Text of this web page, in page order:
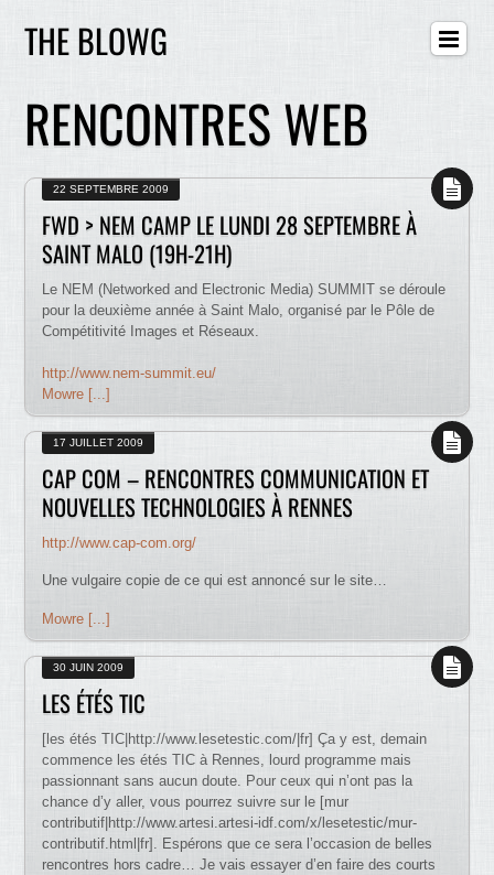
THE BLOWG
RENCONTRES WEB
22 SEPTEMBRE 2009
FWD > NEM CAMP LE LUNDI 28 SEPTEMBRE À
SAINT MALO (19H-21H)
Le NEM (Networked and Electronic Media) SUMMIT se déroule
pour la deuxième année à Saint Malo, organisé par le Pôle de
Compétitivité Images et Réseaux.
http://www.nem-summit.eu/
Mowre [...]
17 JUILLET 2009
CAP COM – RENCONTRES COMMUNICATION ET
NOUVELLES TECHNOLOGIES À RENNES
http://www.cap-com.org/
Une vulgaire copie de ce qui est annoncé sur le site…
Mowre [...]
30 JUIN 2009
LES ÉTÉS TIC
[les étés TIC|http://www.lesetestic.com/|fr] Ça y est, demain
commence les étés TIC à Rennes, lourd programme mais
passionnant sans aucun doute. Pour ceux qui n’ont pas la
chance d’y aller, vous pourrez suivre sur le [mur
contributif|http://www.artesi.artesi-idf.com/x/lesetestic/mur-
contributif.html|fr]. Espérons que ce sera l’occasion de belles
rencontres hors cadre… Je vais essayer d’en faire des courts